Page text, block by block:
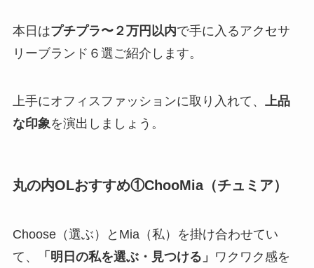
本日はプチプラ〜２万円以内で手に入るアクセサ
リーブランド６選ご紹介します。
上手にオフィスファッションに取り入れて、 上品
な印象を演出しましょう。
丸の内OLおすすめ①ChooMia（チュミア）
Choose（選ぶ）とMia（私）を掛け合わせてい
て、
「明日の私を選ぶ・見つける」 ワクワク感を